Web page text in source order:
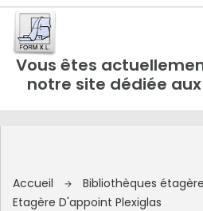
Vous êtes
notre site dédiée
Accueil
Bibliothèques
Etagère D'appoint Plexiglas